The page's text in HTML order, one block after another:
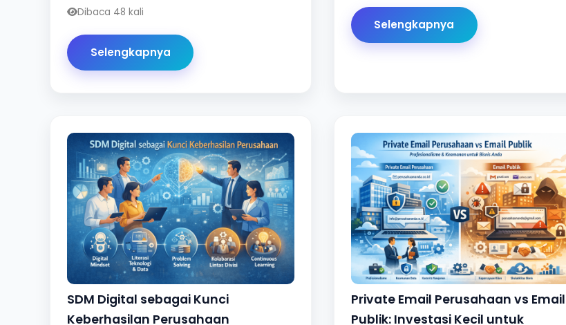
Dibaca 48 kali
Selengkapnya
Selengkapnya
SDM Digital sebagai Kunci
Keberhasilan Perusahaan
Private Email Perusahaan vs Email
Publik: Investasi Kecil untuk